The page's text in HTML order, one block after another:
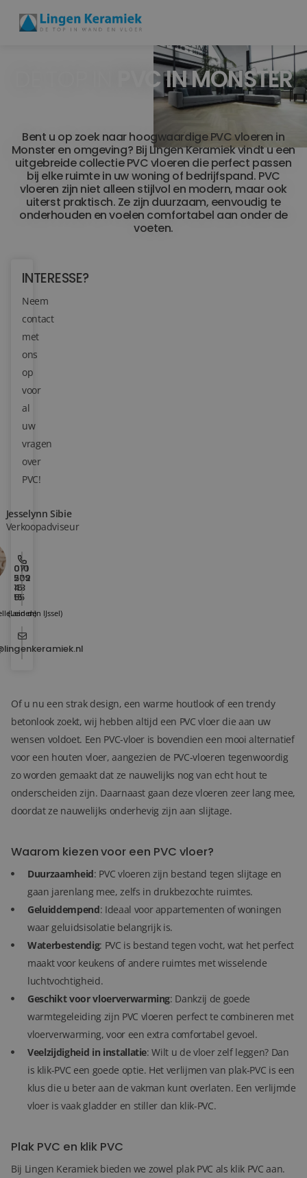
PVC
MEER PRODUCTEN
SHOWROOM BEZOEKEN
Projecten
Inspiratie
Blog
Locaties
Tegelviewer
Contact
PVC IN MONSTER
Bent u op zoek naar hoogwaardige PVC vloeren in
Monster en omgeving? Bij Lingen Keramiek vindt u een
uitgebreide collectie PVC vloeren die perfect passen
bij elke ruimte in uw woning of bedrijfspand. PVC
vloeren zijn niet alleen stijlvol en modern, maar ook
uiterst praktisch. Ze zijn duurzaam, eenvoudig te
onderhouden en voelen comfortabel aan onder de
voeten.
INTERESSE?
Neem
contact
met
ons
op
voor
al
uw
vragen
over
PVC!
Jesselynn Sibie
Verkoopadviseur
071
579
43
55
(Leiden)
010
202
15
15
aan den IJssel)
Of u nu een strak design, een warme houtlook of een trendy
betonlook zoekt, wij hebben altijd een PVC vloer die aan uw
wensen voldoet. Een PVC-vloer is bovendien een mooi alternatief
voor een houten vloer, aangezien de PVC-vloeren tegenwoordig
zo worden gemaakt dat ze nauwelijks nog van echt hout te
onderscheiden zijn. Daarnaast gaan deze vloeren zeer lang mee,
doordat ze nauwelijks onderhevig zijn aan slijtage.
Waarom kiezen voor een PVC vloer?
Duurzaamheid: PVC vloeren zijn bestand tegen slijtage en
gaan jarenlang mee, zelfs in drukbezochte ruimtes.
Geluiddempend: Ideaal voor appartementen of woningen
waar geluidsisolatie belangrijk is.
Waterbestendig: PVC is bestand tegen vocht, wat het perfect
maakt voor keukens of andere ruimtes met wisselende
luchtvochtigheid.
Geschikt voor vloerverwarming: Dankzij de goede
warmtegeleiding zijn PVC vloeren perfect te combineren met
vloerverwarming, voor een extra comfortabel gevoel.
Veelzijdigheid in installatie: Wilt u de vloer zelf leggen? Dan
is klik-PVC een goede optie. Het verlijmen van plak-PVC is een
klus die u beter aan de vakman kunt overlaten. Een verlijmde
vloer is vaak gladder en stiller dan klik-PVC.
Plak PVC en klik PVC
Bij Lingen Keramiek bieden we zowel plak PVC als klik PVC aan.